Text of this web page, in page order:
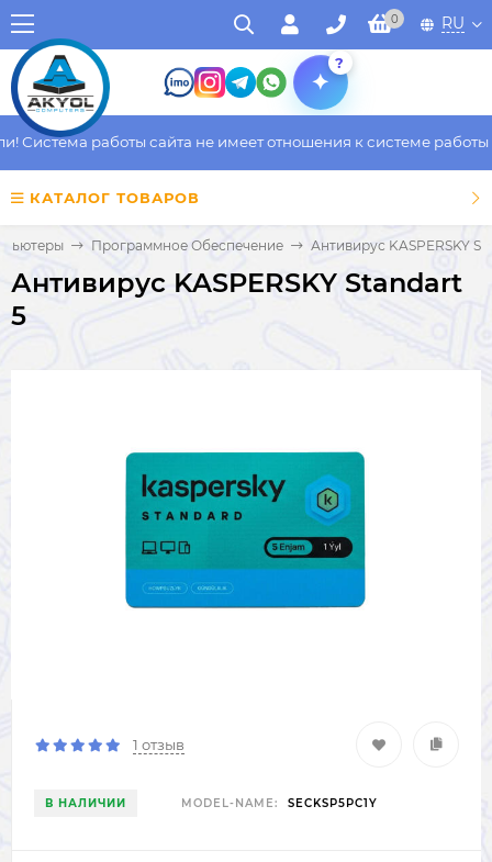
0 RU
?
работы сайта не имеет отношения к системе работы
КАТАЛОГ ТОВАРОВ
Программное Обеспечение Антивирус KASPERSKY
Антивирус KASPERSKY Standart
5
1 отзыв
В НАЛИЧИИ MODEL-NAME: SECKSP5PC1Y